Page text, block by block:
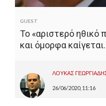
GUEST
Το «αριστερό ηθικό
και όμορφα
ΛΟΥΚΑΣ
26/06/2020, 11:16